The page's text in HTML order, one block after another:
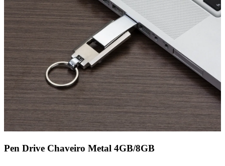
Pen Drive Chaveiro Metal 4GB/8GB